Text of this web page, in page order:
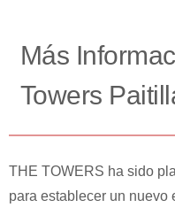
Más
Towers
THE TOWERS ha sido
para establecer un nuevo